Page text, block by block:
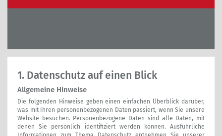
1. Datenschutz auf einen Blick
Allgemeine Hinweise
Die folgenden Hinweise geben einen einfachen Überblick darüber,
was mit Ihren personenbezogenen Daten passiert, wenn Sie unsere
Website besuchen. Personenbezogene Daten sind alle Daten, mit
denen Sie persönlich identifiziert werden können. Ausführliche